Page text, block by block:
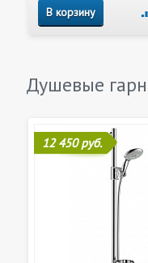
В корзину
Душевые
12 450 руб.